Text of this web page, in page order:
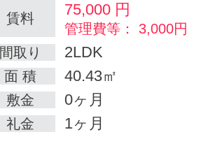
賃料 75,000 円
管理費等： 3,000円
間取り
2LDK
面 積 40.43㎡
敷金 0ヶ月
礼金 1ヶ月